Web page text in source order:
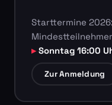
Starttermine 2026:
Sonntag 16:00
Zur Anmeldung